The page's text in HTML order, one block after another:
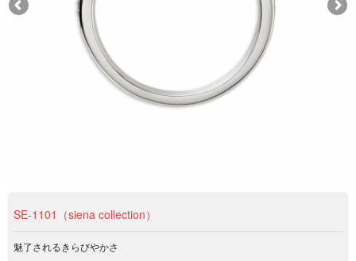
SE‐1101（siena collection）
魅了されるきらびやかさ